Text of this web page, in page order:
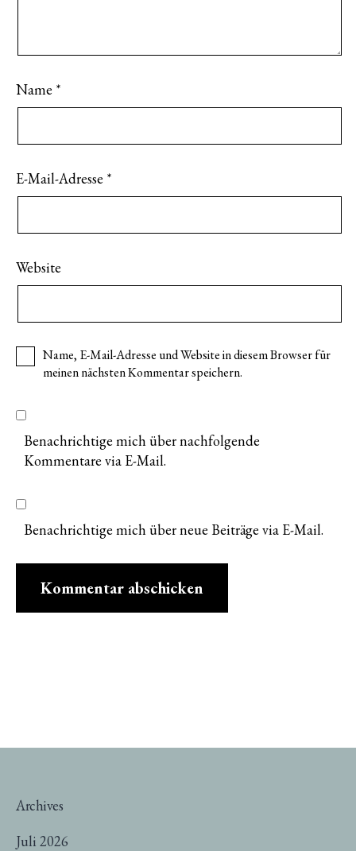
Name *
E-Mail-Adresse *
Website
Name, E-Mail-Adresse und Website in diesem Browser für
meinen nächsten Kommentar speichern.
Benachrichtige mich über nachfolgende
Kommentare via E-Mail.
Benachrichtige mich über neue Beiträge via E-Mail.
Archives
Juli 2026